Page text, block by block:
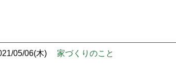
05/06(木) 家づくりのこと